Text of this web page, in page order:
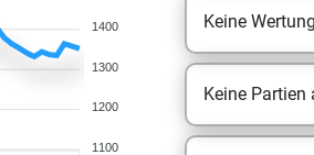
1400
1300
1200
1100
Keine
Keine